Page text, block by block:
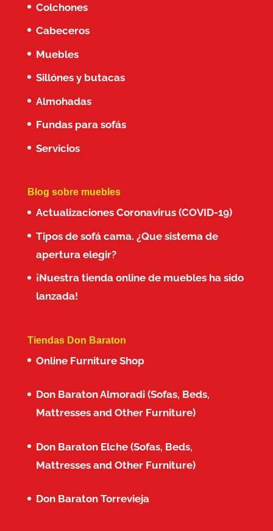
Colchones
Cabeceros
Muebles
Sillónes y butacas
Almohadas
Fundas para sofás
Servicios
Blog sobre muebles
Actualizaciones Coronavirus (COVID-19)
Tipos de sofá cama. ¿Que sistema de
apertura elegir?
¡Nuestra tienda online de muebles ha sido
lanzada!
Tiendas Don Baraton
Online Furniture Shop
Don Baraton Almoradi (Sofas, Beds,
Mattresses and Other Furniture)
Don Baraton Elche (Sofas, Beds,
Mattresses and Other Furniture)
Don Baraton Torrevieja